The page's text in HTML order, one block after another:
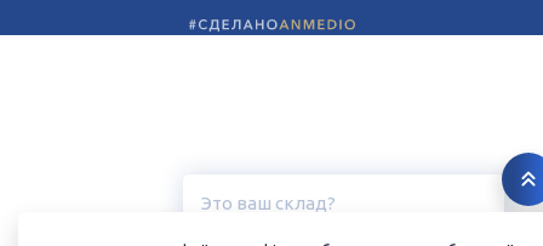
Это ваш склад?